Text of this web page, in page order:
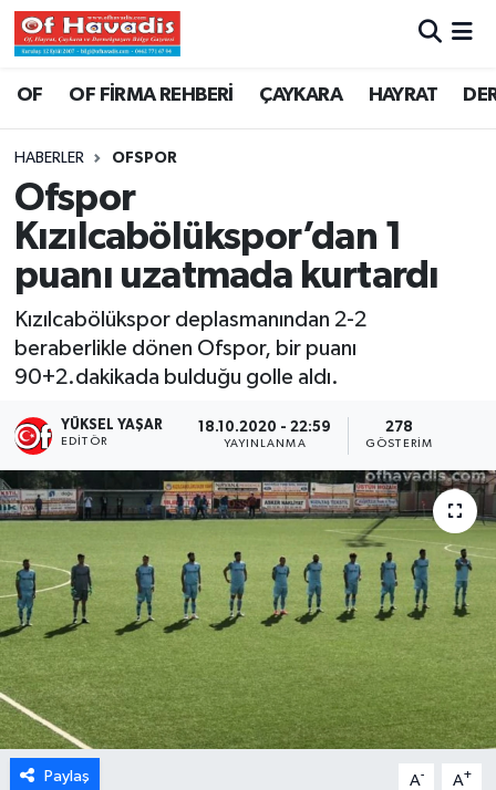
OF OF FİRMA REHBERİ ÇAYKARA HAYRAT
HABERLER OFSPOR
Ofspor
Kızılcabölükspor’dan 1
puanı uzatmada kurtardı
Kızılcabölükspor deplasmanından 2-2
beraberlikle dönen Ofspor, bir puanı
90+2.dakikada bulduğu golle aldı.
YÜKSEL YAŞAR
EDITÖR
18.10.2020 - 22:59
YAYINLANMA
278
GÖSTERIM
Paylaş A- A+
Trabzon Nöbetçi Eczaneler
Trabzon Namaz Vakitleri
Trabzon Trafik Yoğunluk Haritası
Süper Lig Puan Durumu ve Fikstür
Tüm Manşetler
Son Dakika Haberleri
Haber Arşivi